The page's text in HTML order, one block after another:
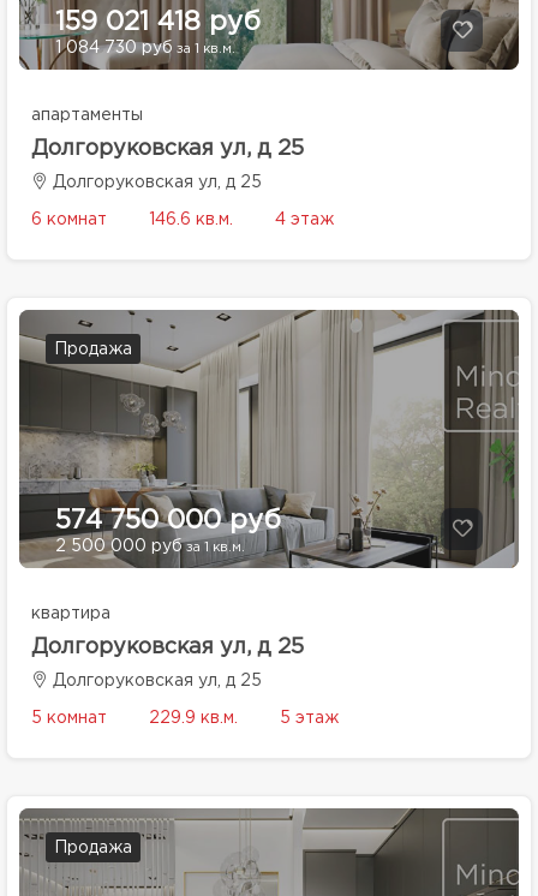
159 021 418 руб
1 084 730 руб за 1 кв.м.
апартаменты
Долгоруковская ул, д 25
Долгоруковская ул, д 25
6 комнат 146.6 кв.м. 4 этаж
Продажа
574 750 000 руб
2 500 000 руб за 1 кв.м.
квартира
Долгоруковская ул, д 25
Долгоруковская ул, д 25
5 комнат 229.9 кв.м. 5 этаж
Продажа